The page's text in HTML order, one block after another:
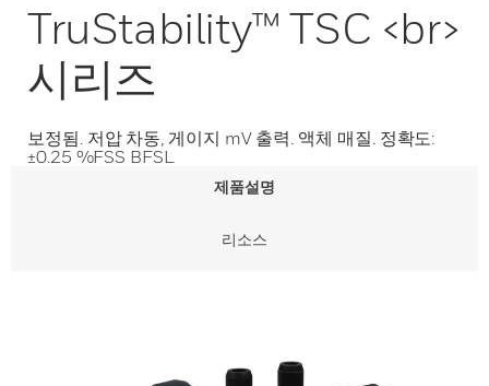
TruStability™ TSC <br>
시리즈
보정됨. 저압 차동, 게이지 mV 출력. 액체 매질. 정확도:
±0.25 %FSS BFSL
제품설명
리소스